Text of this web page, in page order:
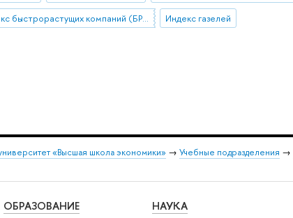
Индекс быстрорастущих компаний (БРК)
Индекс газелей
«Высшая школа экономики» → Учебные подразделения →
ОБРАЗОВАНИЕ НАУКА